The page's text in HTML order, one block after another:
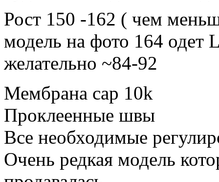
Рост 150 -162 ( чем
модель на фото 164 одет
желательно ~84-92
Мембрана сap 10k
Проклеенные швы
Все необходимые
Очень редкая модель